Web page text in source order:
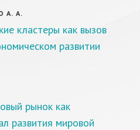
А. А.
кластеры как вызов
развитии
рынок как
развития мировой